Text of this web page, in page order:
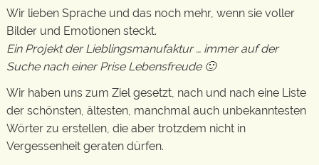
Wir lieben Sprache und das noch mehr, wenn sie voller
Bilder und Emotionen steckt.
Ein Projekt der Lieblingsmanufaktur … immer auf der
Suche nach einer Prise Lebensfreude 🙂
Wir haben uns zum Ziel gesetzt, nach und nach eine Liste
der schönsten, ältesten, manchmal auch unbekanntesten
Wörter zu erstellen, die aber trotzdem nicht in
Vergessenheit geraten dürfen.